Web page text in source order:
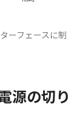
ーフェースに制
源の切り